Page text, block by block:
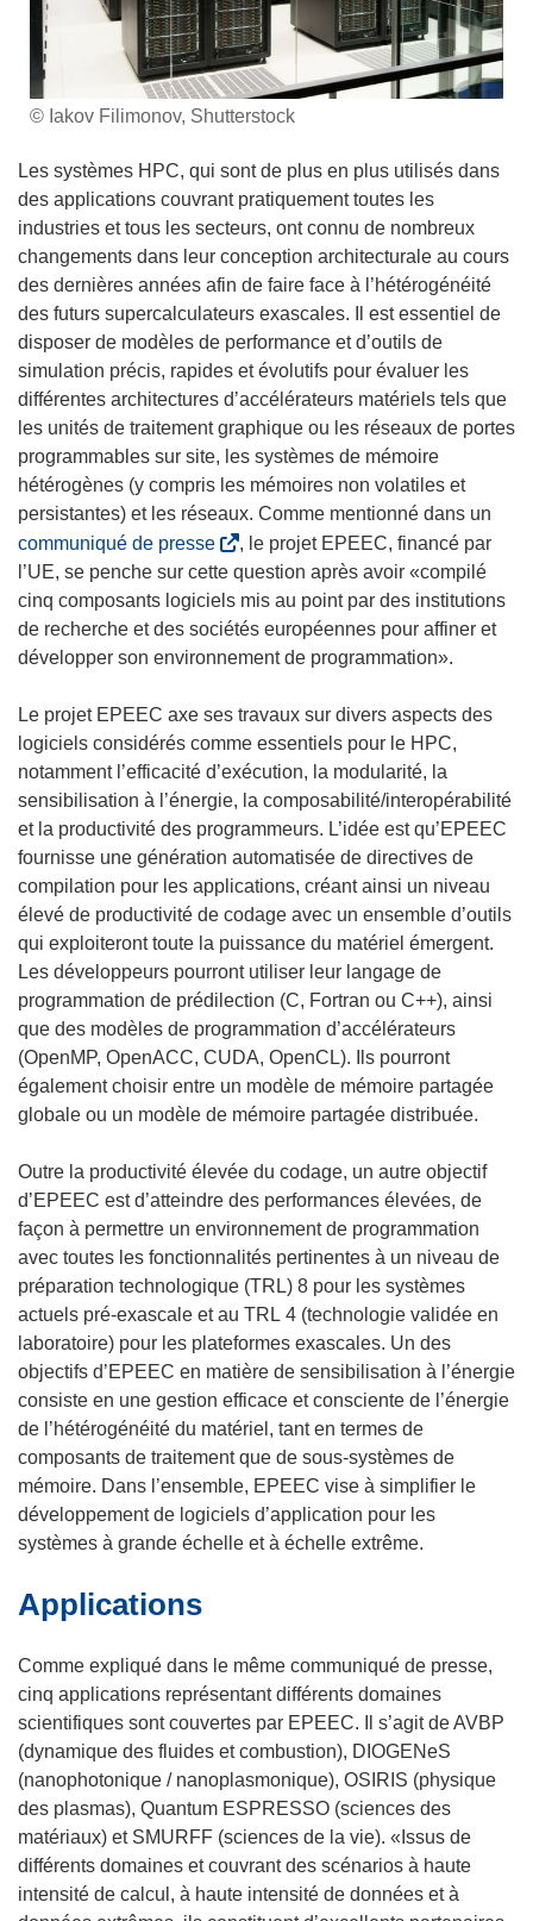
© Iakov Filimonov, Shutterstock
Les systèmes HPC, qui sont de plus en plus utilisés dans
des applications couvrant pratiquement toutes les
industries et tous les secteurs, ont connu de nombreux
changements dans leur conception architecturale au cours
des dernières années afin de faire face à l’hétérogénéité
des futurs supercalculateurs exascales. Il est essentiel de
disposer de modèles de performance et d’outils de
simulation précis, rapides et évolutifs pour évaluer les
différentes architectures d’accélérateurs matériels tels que
les unités de traitement graphique ou les réseaux de portes
programmables sur site, les systèmes de mémoire
hétérogènes (y compris les mémoires non volatiles et
persistantes) et les réseaux. Comme mentionné dans un
communiqué de presse (
s
’
o
u
r
e
d
a
n
s
u
n
e
n
o
u
v
e
l
e
f
e
n
ê
t
r
e
)
, le projet EPEEC, financé par
l’UE, se penche sur cette question après avoir «compilé
cinq composants logiciels mis au point par des institutions
de recherche et des sociétés européennes pour affiner et
développer son environnement de programmation».
Le projet EPEEC axe ses travaux sur divers aspects des
logiciels considérés comme essentiels pour le HPC,
notamment l’efficacité d’exécution, la modularité, la
sensibilisation à l’énergie, la composabilité/interopérabilité
et la productivité des programmeurs. L’idée est qu’EPEEC
fournisse une génération automatisée de directives de
compilation pour les applications, créant ainsi un niveau
élevé de productivité de codage avec un ensemble d’outils
qui exploiteront toute la puissance du matériel émergent.
Les développeurs pourront utiliser leur langage de
programmation de prédilection (C, Fortran ou C++), ainsi
que des modèles de programmation d’accélérateurs
(OpenMP, OpenACC, CUDA, OpenCL). Ils pourront
également choisir entre un modèle de mémoire partagée
globale ou un modèle de mémoire partagée distribuée.
Outre la productivité élevée du codage, un autre objectif
d’EPEEC est d’atteindre des performances élevées, de
façon à permettre un environnement de programmation
avec toutes les fonctionnalités pertinentes à un niveau de
préparation technologique (TRL) 8 pour les systèmes
actuels pré-exascale et au TRL 4 (technologie validée en
laboratoire) pour les plateformes exascales. Un des
objectifs d’EPEEC en matière de sensibilisation à l’énergie
consiste en une gestion efficace et consciente de l’énergie
de l’hétérogénéité du matériel, tant en termes de
composants de traitement que de sous-systèmes de
mémoire. Dans l’ensemble, EPEEC vise à simplifier le
développement de logiciels d’application pour les
systèmes à grande échelle et à échelle extrême.
Applications
Comme expliqué dans le même communiqué de presse,
cinq applications représentant différents domaines
scientifiques sont couvertes par EPEEC. Il s’agit de AVBP
(dynamique des fluides et combustion), DIOGENeS
(nanophotonique / nanoplasmonique), OSIRIS (physique
des plasmas), Quantum ESPRESSO (sciences des
matériaux) et SMURFF (sciences de la vie). «Issus de
différents domaines et couvrant des scénarios à haute
intensité de calcul, à haute intensité de données et à